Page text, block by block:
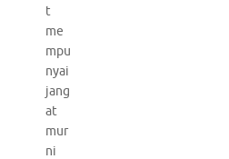
t
me
mpu
nyai
jang
at
mur
ni